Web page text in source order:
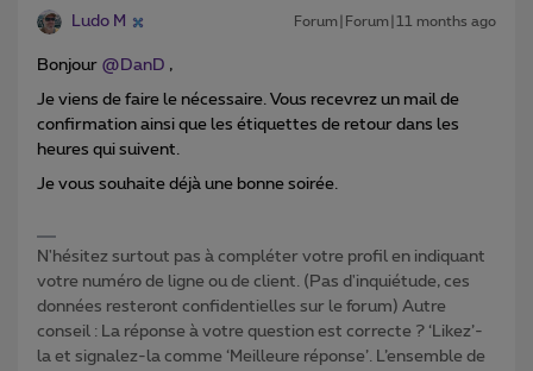
Ludo M Forum|Forum|11 months ago
Bonjour ​ @DanD ,
Je viens de faire le nécessaire. Vous recevrez un mail de
confirmation ainsi que les étiquettes de retour dans les
heures qui suivent.
Je vous souhaite déjà une bonne soirée.
N'hésitez surtout pas à compléter votre profil en indiquant
votre numéro de ligne ou de client. (Pas d'inquiétude, ces
données resteront confidentielles sur le forum) Autre
conseil : La réponse à votre question est correcte ? ‘Likez’-
la et signalez-la comme ‘Meilleure réponse’. L’ensemble de